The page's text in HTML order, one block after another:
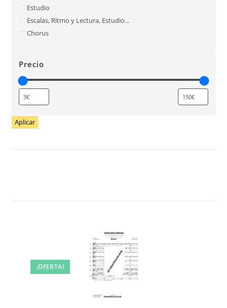
Estudio
Escalas, Ritmo y Lectura, Estudio...
Chorus
Precio
Aplicar
¡OFERTA!